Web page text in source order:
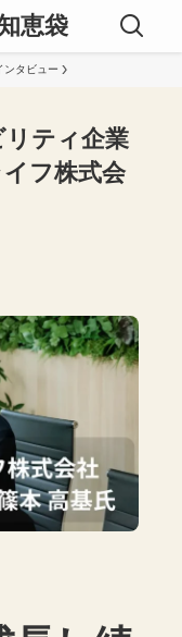
恵袋
ンタビュー
ティ企業
フ株式会